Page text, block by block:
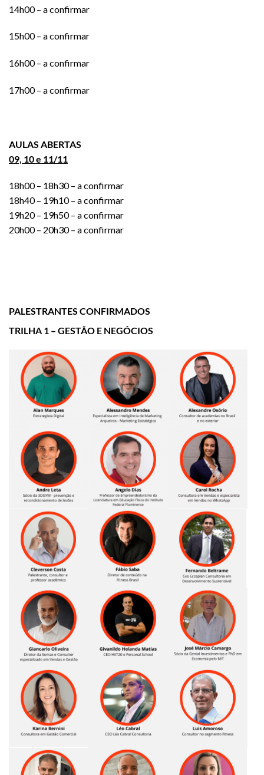
14h00 – a confirmar
15h00 – a confirmar
16h00 – a confirmar
17h00 – a confirmar
AULAS ABERTAS
09, 10 e 11/11
18h00 – 18h30 – a confirmar
18h40 – 19h10 – a confirmar
19h20 – 19h50 – a confirmar
20h00 – 20h30 – a confirmar
PALESTRANTES CONFIRMADOS
TRILHA 1 – GESTÃO E NEGÓCIOS